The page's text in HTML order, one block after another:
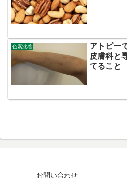
色素沈着
アトピー
皮膚科と
てること
お問い合わせ